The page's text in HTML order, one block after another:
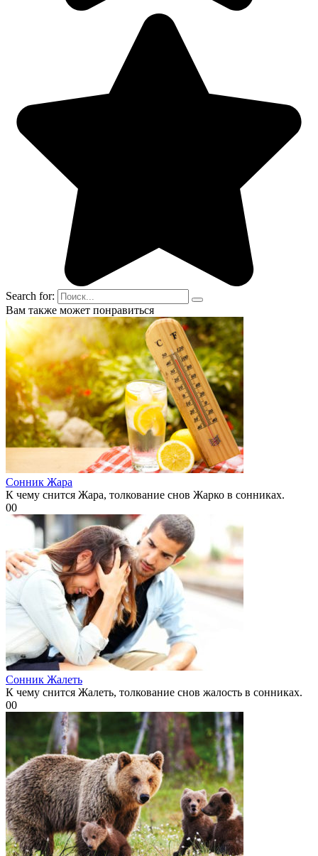
Search for:
Вам также может понравиться
Сонник Жара
К чему снится Жара, толкование снов Жарко в сонниках.
00
Сонник Жалеть
К чему снится Жалеть, толкование снов жалость в сонниках.
00